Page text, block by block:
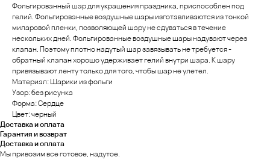
Фольгированный шар для украшения праздника, приспособлен под
гелий. Фольгированные воздушные шары изготавливаются из тонкой
миларовой пленки, позволяющей шару не сдуваться в течение
нескольких дней. Фольгированные воздушные шары надувают через
клапан. Поэтому плотно надутый шар завязывать не требуется -
обратный клапан хорошо удерживает гелий внутри шара. К шару
привязывают ленту только для того, чтобы шар не улетел.
Материал: Шарики из фольги
Узор: без рисунка
Форма: Сердце
Цвет: черный
Доставка и оплата
Гарантия и возврат
Доставка и оплата
Мы привозим все готовое, надутое.